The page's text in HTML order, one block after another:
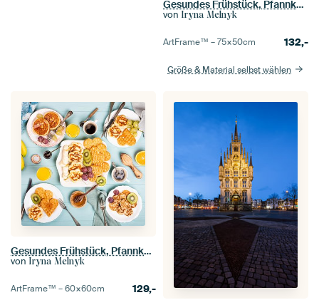
Gesundes Frühstück, Pfannkuchen und Waffeln
von Iryna Melnyk
ArtFrame™ –75×50cm 132,-
Größe & Material selbst wählen
Gesundes Frühstück, Pfannkuchen und Waffeln
von Iryna Melnyk
ArtFrame™ –60×60cm 129,-